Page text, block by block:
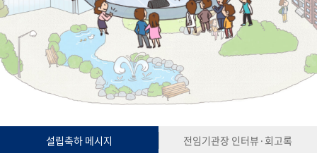
50+1 주년 기념
성과 50선 숫자로 보는 50년 50
주년 광장
세계와 함께 한 KIHASA
VR 역사관
설립축하 메시지
전임기관장 인터뷰·회고록